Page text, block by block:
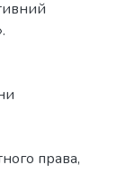
права,